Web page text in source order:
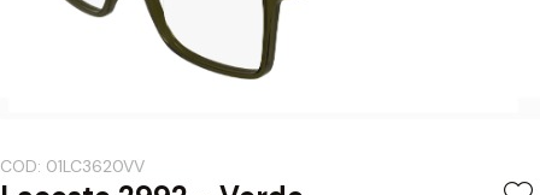
COD: 01LC3620VV